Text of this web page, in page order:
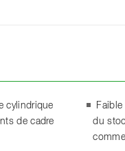
cylindrique
de cadre
du